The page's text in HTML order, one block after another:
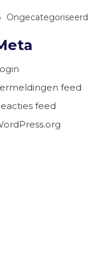
Ongecategoriseerd
feed
feed